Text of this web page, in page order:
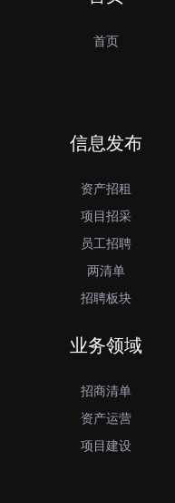
首页
信息发布
资产招租
项目招采
员工招聘
两清单
招聘板块
业务领域
招商清单
资产运营
项目建设